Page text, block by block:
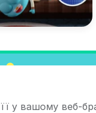
у вашому веб-